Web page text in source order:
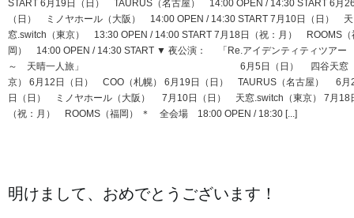
START 6月19日（日） TAURUS（名古屋） 14:00 OPEN / 14:30 START 6月
（日） ミノヤホール（大阪） 14:00 OPEN / 14:30 START 7月10日（日） 天
窓.switch（東京） 13:30 OPEN / 14:00 START 7月18日（祝：月） ROOMS（
岡） 14:00 OPEN / 14:30 START ▼ 夜公演： 「Re.アイデンティティツア
～ 天晴一人旅」 6月5日（日） 四谷天窓（
京） 6月12日（日） COO（札幌） 6月19日（日） TAURUS（名古屋） 6月
日（日） ミノヤホール（大阪） 7月10日（日） 天窓.switch（東京） 7月18
（祝：月） ROOMS（福岡） ＊ 全会場 18:00 OPEN / 18:30 [...]
明けまして、おめでとうございます！